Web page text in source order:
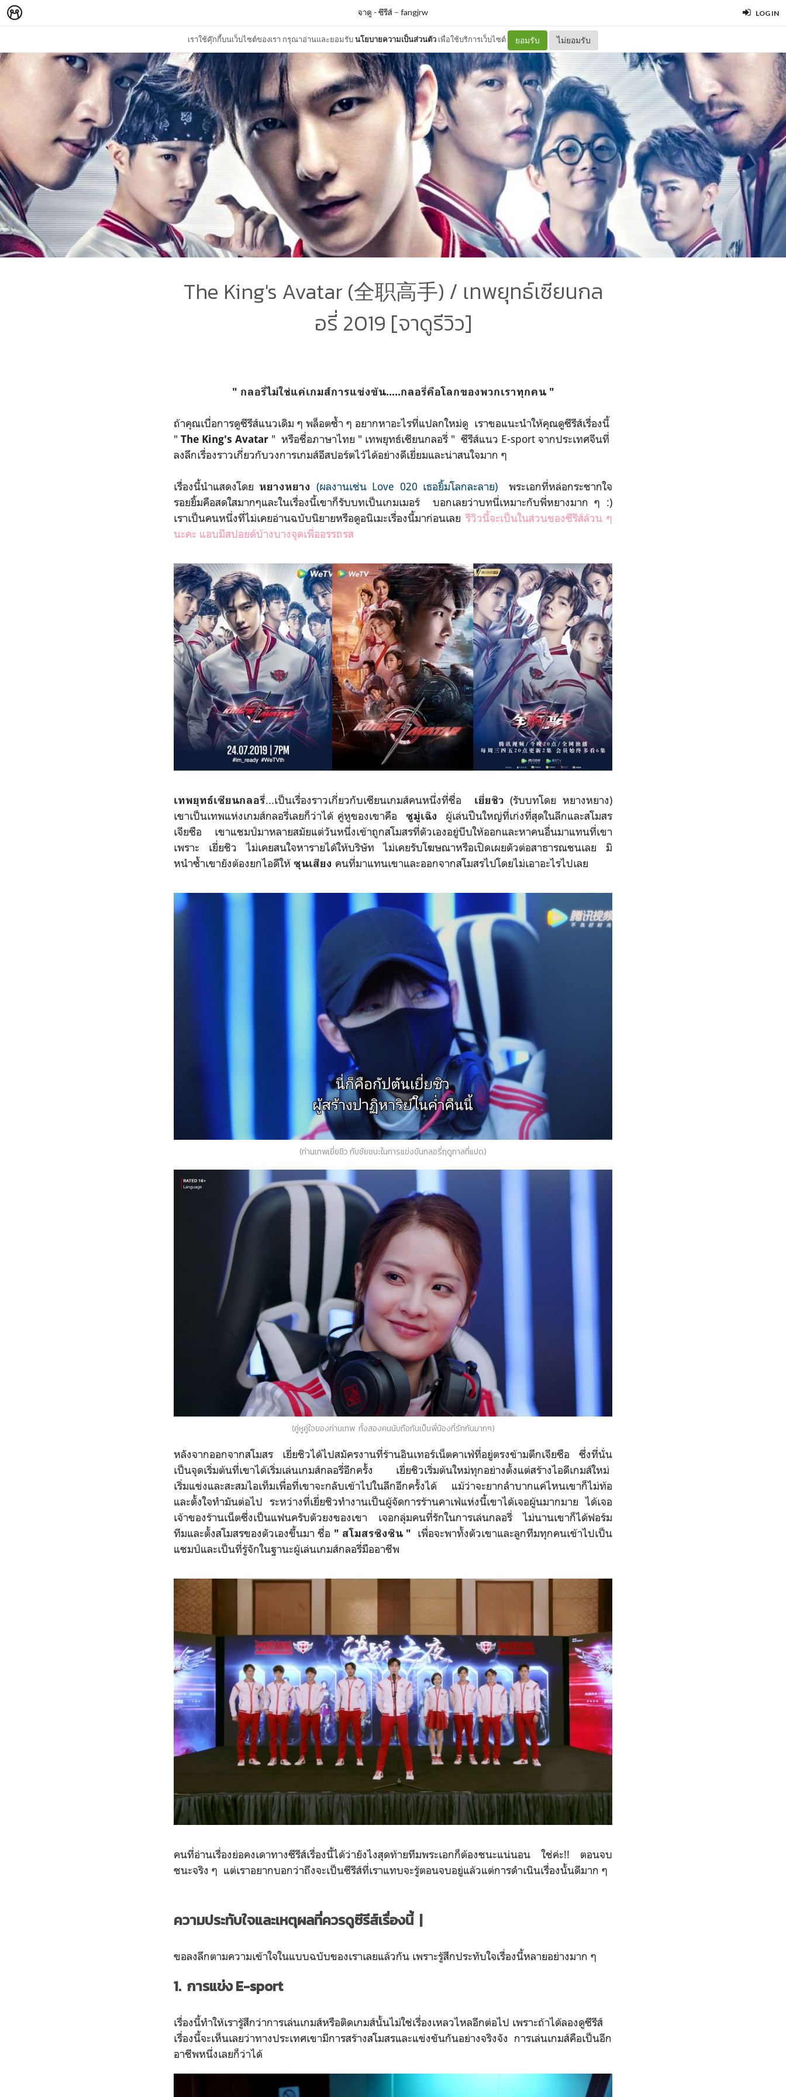
LOG IN
เราใช้คุ๊กกี้บนเว็บไซต์ของเรา กรุณาอ่านและยอมรับนโยบายความเป็นส่วนตัว เพื่อใช้บริการเว็บไซต์ ยอมรับ ไม่ยอมรับ
จาดู - ซีรีส์ – fangjrw
The King's Avatar (全职高手) / เทพยุทธ์เซียนกล
อรี่ 2019 [จาดูรีวิว]
" กลอรี่ไม่ใช่แค่เกมส์การแข่งขัน.....กลอรี่คือโลกของพวกเราทุกคน "
ถ้าคุณเบื่อการดูซีรีส์แนวเดิม ๆ พล็อตซ้ำ ๆ อยากหาอะไรที่แปลกใหม่ดู เราขอแนะนำให้คุณดูซีรีส์เรื่องนี้
" The King's Avatar " หรือชื่อภาษาไทย " เทพยุทธ์เซียนกลอรี่ " ซีรีส์แนว E-sport จากประเทศจีนที่
ลงลึกเรื่องราวเกี่ยวกับวงการเกมส์อีสปอร์ตไว้ได้อย่างดีเยี่ยมและน่าสนใจมาก ๆ
เรื่องนี้นำแสดงโดยหยางหยาง (ผลงานเช่น Love 020 เธอยิ้มโลกละลาย)
พระเอกที่หล่อกระชากใจ
รอยยิ้มคือสดใสมากๆและในเรื่องนี้เขาก็รับบทเป็นเกมเมอร์ บอกเลยว่าบทนี่เหมาะกับพี่หยางมาก ๆ :)
เราเป็นคนหนึ่งที่ไม่เคยอ่านฉบับนิยายหรือดูอนิเมะเรื่องนี้มาก่อนเลยรีวิวนี้จะเป็นในส่วนของซีรีส์ล้วน ๆ
นะคะ แอบมีสปอยด์บ้างบางจุดเพื่ออรรถรส
เทพยุทธ์เซียนกลอรี่...เป็นเรื่องราวเกี่ยวกับเซียนเกมส์คนหนึ่งที่ชื่อ เยี่ยชิว (รับบทโดย หยางหยาง)
เขาเป็นเทพแห่งเกมส์กลอรี่เลยก็ว่าได้ คู่หูของเขาคือ
ซูมู่เฉิง
ผู้เล่นปืนใหญ่ที่เก่งที่สุดในลีกและสโมสร
เจียซือ เขาแชมป์มาหลายสมัยแต่วันหนึ่งเข้าถูกสโมสรที่ตัวเองอยู่บีบให้ออกและหาคนอื่นมาแทนที่เขา
เพราะ เยี่ยชิว ไม่เคยสนใจหารายได้ให้บริษัท ไม่เคยรับโฆษณาหรือเปิดเผยตัวต่อสาธารณชนเลย มิ
หนำซ้ำเขายังต้องยกไอดีให้ ซุนเสียง คนที่มาแทนเขาและออกจากสโมสรไปโดยไม่เอาอะไรไปเลย
(ท่านเทพเยี่ยชิว กับชัยชนะในการแข่งขันกลอรี่ฤดูกาลที่แปด)
(คู่หูคู่ใจของท่านเทพ ทั้งสองคนนับถือกันเป็นพี่น้องที่รักกันมากๆ)
หลังจากออกจากสโมสร เยี่ยชิวได้ไปสมัครงานที่ร้านอินเทอร์เน็ตคาเฟ่ที่อยู่ตรงข้ามตึกเจียซือ ซึ่งที่นั่น
เป็นจุดเริ่มต้นที่เขาได้เริ่มเล่นเกมส์กลอรี่อีกครั้ง เยี่ยชิวเริ่มต้นใหม่ทุกอย่างตั้งแต่สร้างไอดีเกมส์ใหม่
เริ่มแข่งและสะสมไอเท็มเพื่อที่เขาจะกลับเข้าไปในลีกอีกครั้งได้ แม้ว่าจะยากลำบากแค่ไหนเขาก็ไม่ท้อ
และตั้งใจทำมันต่อไป ระหว่างที่เยี่ยชิวทำงานเป็นผู้จัดการร้านคาเฟ่แห่งนี้เขาได้เจอผู้นมากมาย ได้เจอ
เจ้าของร้านเน็ตซึ่งเป็นแฟนครับตัวยงของเขา เจอกลุ่มคนที่รักในการเล่นกลอรี่ ไม่นานเขาก็ได้ฟอร์ม
ทีมและตั้งสโมสรของตัวเองขึ้นมา ชื่อ " สโมสรซิงซิน "
เพื่อจะพาทั้งตัวเขาและลูกทีมทุกคนเข้าไปเป็น
แชมป์และเป็นที่รู้จักในฐานะผู้เล่นเกมส์กลอรี่มืออาชีพ
คนที่อ่านเรื่องย่อคงเดาทางซีรีส์เรื่องนี้ได้ว่ายังไงสุดท้ายทีมพระเอกก็ต้องชนะแน่นอน ใช่ค่ะ!! ตอนจบ
ชนะจริง ๆ แต่เราอยากบอกว่าถึงจะเป็นซีรีส์ที่เราแทบจะรู้ตอนจบอยู่แล้วแต่การดำเนินเรื่องนั้นดีมาก ๆ
ความประทับใจและเหตุผลที่ควรดูซีรีส์เรื่องนี้ |
ขอลงลึกตามความเข้าใจในแบบฉบับของเราเลยแล้วกัน เพราะรู้สึกประทับใจเรื่องนี้หลายอย่างมาก ๆ
1. การแข่ง E-sport
เรื่องนี้ทำให้เรารู้สึกว่าการเล่นเกมส์หรือติดเกมส์นั้นไม่ใช่เรื่องเหลวไหลอีกต่อไป เพราะถ้าได้ลองดูซีรีส์
เรื่องนี้จะเห็นเลยว่าทางประเทศเขามีการสร้างสโมสรและแข่งขันกันอย่างจริงจัง การเล่นเกมส์คือเป็นอีก
อาชีพหนึ่งเลยก็ว่าได้